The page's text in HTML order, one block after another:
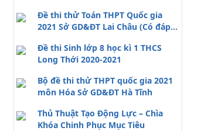
Đề thi thử Toán THPT Quốc gia
2021 Sở GD&ĐT Lai Châu (Có đáp
Đề thi Sinh lớp 8 học kì 1 THCS
Long Thới 2020-2021
Bộ đề thi thử THPT quốc gia 2021
môn Hóa Sở GD&ĐT Hà Tĩnh
Thủ Thuật Tạo Động Lực – Chìa
Khóa Chinh Phục Mục Tiêu